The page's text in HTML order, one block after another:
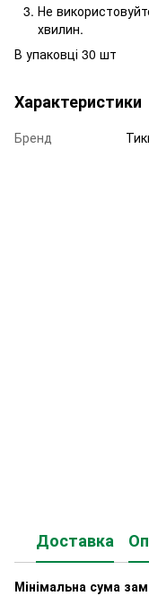
Не
хвилин.
В упаковці 30 шт
Характеристики
Бренд
Доставка
Мінімальна сума